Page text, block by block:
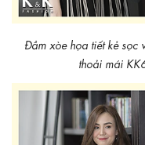
Đầm xòe họa tiết kẻ sọc
thoải mái